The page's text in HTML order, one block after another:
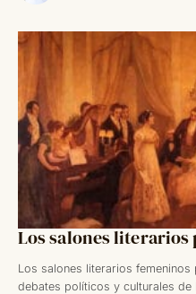
Los salones literarios
Los salones literarios
debates políticos y culturales de